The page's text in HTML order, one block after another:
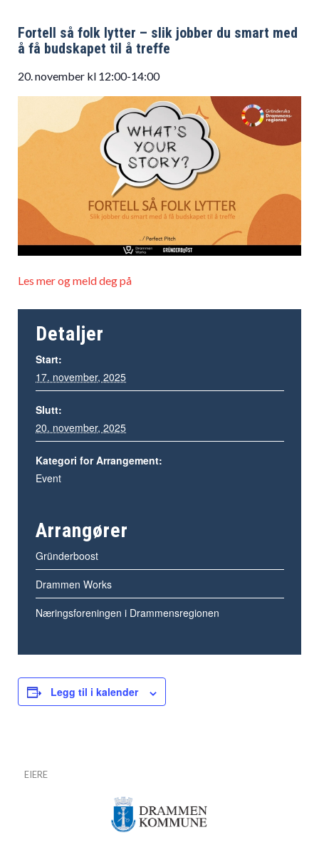
Fortell så folk lytter – slik jobber du smart med
å få budskapet til å treffe
20. november kl 12:00-14:00
Les mer og meld deg på
Detaljer
Start:
17. november, 2025
Slutt:
20. november, 2025
Kategori for Arrangement:
Event
Arrangører
Gründerboost
Drammen Works
Næringsforeningen i Drammensregionen
Legg til i kalender
EIERE